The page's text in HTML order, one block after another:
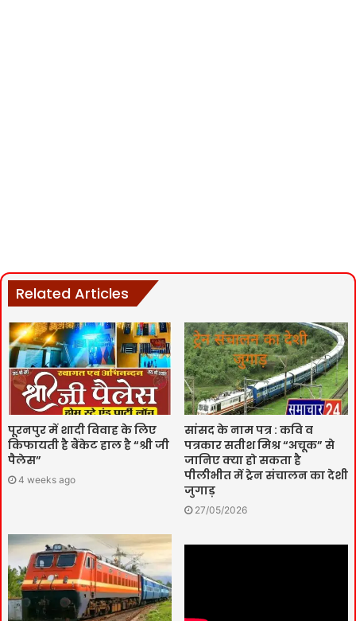
Related Articles
पूरनपुर में शादी विवाह के लिए
किफायती है बैंकेट हाल है “श्री जी
पैलेस”
4 weeks ago
सांसद के नाम पत्र : कवि व
पत्रकार सतीश मिश्र “अचूक” से
जानिए क्या हो सकता है
पीलीभीत में ट्रेन संचालन का देशी
जुगाड़
27/05/2026